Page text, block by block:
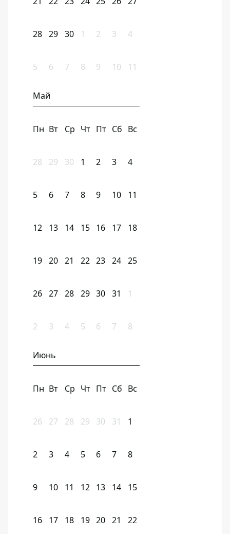
28 29 30 1 2 3 4
5 6 7 8 9 10 11
Май
Пн Вт Ср Чт Пт Сб Вс
28 29 30 1 2 3 4
5 6 7 8 9 10 11
12 13 14 15 16 17 18
19 20 21 22 23 24 25
26 27 28 29 30 31 1
2 3 4 5 6 7 8
Июнь
Пн Вт Ср Чт Пт Сб Вс
26 27 28 29 30 31 1
2 3 4 5 6 7 8
9 10 11 12 13 14 15
16 17 18 19 20 21 22